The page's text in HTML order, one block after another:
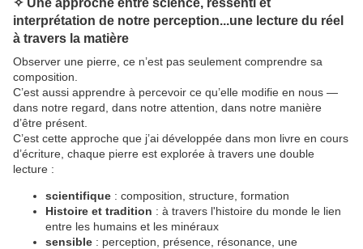
interprétation de notre perception...une lecture du réel
à travers la matière
Observer une pierre, ce n’est pas seulement comprendre sa
composition.
C’est aussi apprendre à percevoir ce qu’elle modifie en nous —
dans notre regard, dans notre attention, dans notre manière
d’être présent.
C’est cette approche que j’ai développée dans mon livre en cours
d’écriture , chaque pierre est explorée à travers une double
lecture :
scientifique : composition, structure, formation
Histoire et tradition : à travers l'histoire du monde le lien
entre les humains et les minéraux
sensible : perception, présence, résonance, une